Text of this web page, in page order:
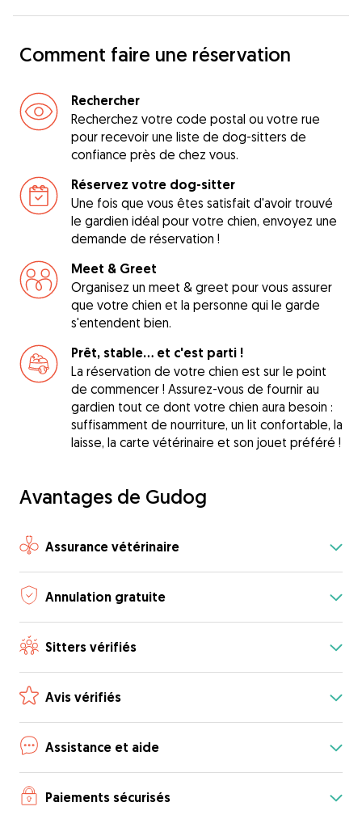
Comment faire une réservation
Rechercher
Recherchez votre code postal ou votre rue
pour recevoir une liste de dog-sitters de
confiance près de chez vous.
Réservez votre dog-sitter
Une fois que vous êtes satisfait d'avoir trouvé
le gardien idéal pour votre chien, envoyez une
demande de réservation !
Meet & Greet
Organisez un meet & greet pour vous assurer
que votre chien et la personne qui le garde
s'entendent bien.
Prêt, stable... et c'est parti !
La réservation de votre chien est sur le point
de commencer ! Assurez-vous de fournir au
gardien tout ce dont votre chien aura besoin :
suffisamment de nourriture, un lit confortable, la
laisse, la carte vétérinaire et son jouet préféré !
Avantages de Gudog
Assurance vétérinaire
Annulation gratuite
Sitters vérifiés
Avis vérifiés
Assistance et aide
Paiements sécurisés